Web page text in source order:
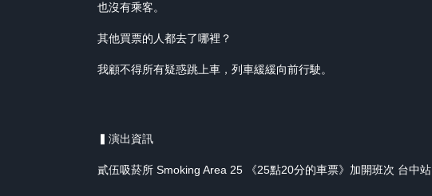
也沒有乘客。
其他買票的人都去了哪裡？
我顧不得所有疑惑跳上車，列車緩緩向前行駛。
▍演出資訊
貳伍吸菸所 Smoking Area 25 《25點20分的車票》加開班次 台中站